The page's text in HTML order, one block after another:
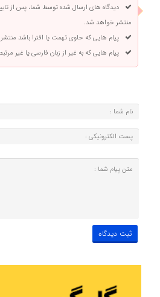
دیدگاه های ارسال شده توسط شما، پس از
منتشر خواهد شد.
پیام هایی که حاوی تهمت یا افترا باشد
پیام هایی که به غیر از زبان فارسی یا غیر